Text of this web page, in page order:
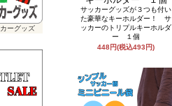
ーグッズ
サッカーグッズが３つも付い
た豪華なキーホルダー！ サ
ッカーのトリプルキーホルダ
ー １個
448円(税込493円)